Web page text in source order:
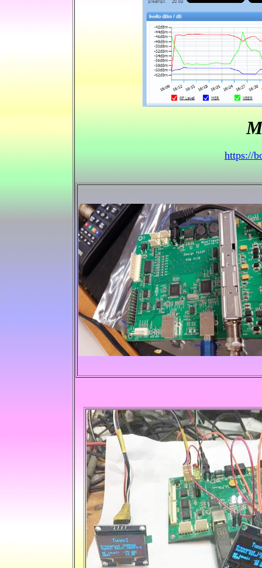
https://